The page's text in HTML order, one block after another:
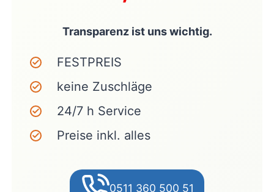
Transparenz ist uns wichtig.
FESTPREIS
keine Zuschläge
24/7 h Service
Preise inkl. alles
0511 360 500 51